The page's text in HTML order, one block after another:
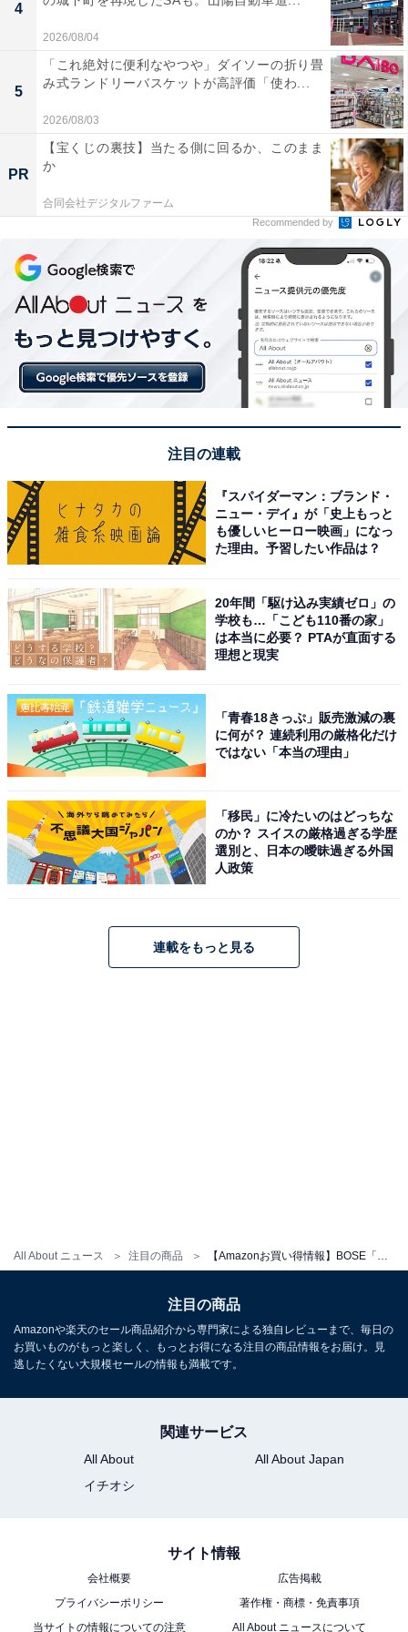
All About ニュース 注目の商品
【Amazonお買い得情報】Bose「スマートサ
ウンドバー」が特別価格で登場中【2月6日】
【今日チェックしたい】BOSEの人気商品5選
BOSE「QuietComfort Headphones」
Bose QuietComfort Headphones 完全 ワイヤレス ヘッ
ドホン ノイズキャンセリング Bluetooth接続 マイク付 最
大24時間再生 急速充電 ブラック
BOSE「QuietComfort Ultra Headphones」
空間オーディオ ヘッドホン ノイズキャンセリング
Bluetooth接続 マイク付 最大24時間再生 急速充電 ブラッ
Bose QuietComfort SC Headphones 完全 ワイヤレス
付 最大24時間再生 急速充電 ブラック
Amazonで見る
BOSE「QuietComfort Earbuds」
Bose QuietComfort Earbuds Bluetooth接続 アクティブ
時間連続再生 急速充電 ブラック
4
2026/08/04
5
「これ絶対に便利なやつや」ダイソーの折り畳
み式ランドリーバスケットが高評価「使わ...
2026/08/03
PR
【宝くじの裏技】当たる側に回るか、このまま
か
合同会社デジタルファーム
Recommended by
注目の連載
『スパイダーマン：ブランド・
ニュー・デイ』が「史上もっと
も優しいヒーロー映画」になっ
た理由。予習したい作品は？
20年間「駆け込み実績ゼロ」の
学校も…「こども110番の家」
は本当に必要？ PTAが直面する
理想と現実
「青春18きっぷ」販売激減の裏
に何が？ 連続利用の厳格化だけ
ではない「本当の理由」
「移民」に冷たいのはどっちな
のか？ スイスの厳格過ぎる学歴
選別と、日本の曖昧過ぎる外国
人政策
連載をもっと見る
注目の商品
Amazonや楽天のセール商品紹介から専門家による独自レビューまで、毎日の
お買いものがもっと楽しく、もっとお得になる注目の商品情報をお届け。見
逃したくない大規模セールの情報も満載です。
関連サービス
All About
All About Japan
イチオシ
サイト情報
会社概要
広告掲載
プライバシーポリシー
著作権・商標・免責事項
当サイトの情報についての注意
All About ニュースについて